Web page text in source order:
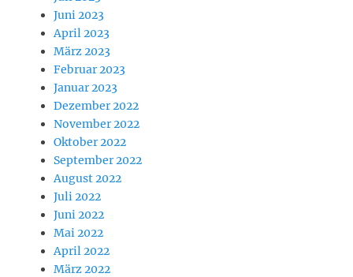
Juni 2023
April 2023
März 2023
Februar 2023
Januar 2023
Dezember 2022
November 2022
Oktober 2022
September 2022
August 2022
Juli 2022
Juni 2022
Mai 2022
April 2022
März 2022